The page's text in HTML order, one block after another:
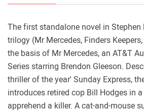
The first standalone novel in Stephen
trilogy (Mr Mercedes, Finders
the basis of Mr Mercedes, an AT&T
Series starring Brendon Gleeson.
thriller of the year' Sunday Express,
introduces retired cop Bill Hodges in
apprehend a killer. A cat-and-mouse